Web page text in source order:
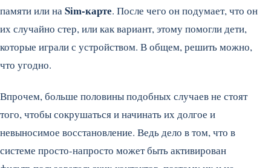
памяти или наSim-карте. После чего он подумает, что он
их случайно стер, или как вариант, этому помогли дети,
которые играли с устройством. В общем, решить можно,
что угодно.
Впрочем, больше половины подобных случаев не стоят
того, чтобы сокрушаться и начинать их долгое и
невыносимое восстановление. Ведь дело в том, что в
системе просто-напросто может быть активирован